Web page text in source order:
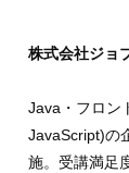
株式会社ジョ
Java・フロン
JavaScript)の
施。受講満足